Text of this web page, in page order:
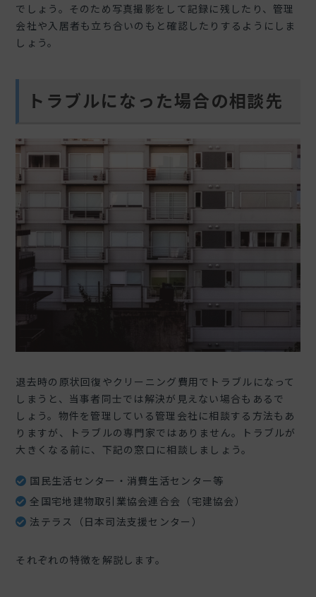
でしょう。そのため写真撮影をして記録に残したり、管理
会社や入居者も立ち合いのもと確認したりするようにしま
しょう。
トラブルになった場合の相談先
退去時の原状回復やクリーニング費用でトラブルになって
しまうと、当事者同士では解決が見えない場合もあるで
しょう。物件を管理している管理会社に相談する方法もあ
りますが、トラブルの専門家ではありません。トラブルが
大きくなる前に、下記の窓口に相談しましょう。
国民生活センター・消費生活センター等
全国宅地建物取引業協会連合会（宅建協会）
法テラス（日本司法支援センター）
それぞれの特徴を解説します。